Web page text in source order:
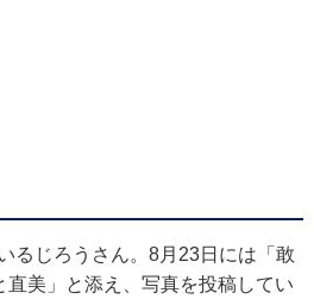
るじろうさん。8月23日には「敢
美」と添え、写真を投稿してい